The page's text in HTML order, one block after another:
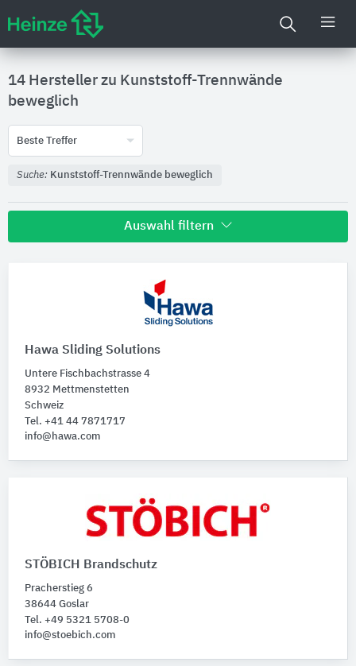
14 Hersteller zu Kunststoff-Trennwände
beweglich
Beste Treffer
Suche: Kunststoff-Trennwände beweglich
Auswahl filtern
Trennvorhänge
Faltwände
Hawa Sliding Solutions
Untere Fischbachstrasse 4
8932 Mettmenstetten
Schweiz
Tel. +41 44 7871717
info@hawa.com
STÖBICH Brandschutz
Pracherstieg 6
38644 Goslar
Tel. +49 5321 5708-0
info@stoebich.com